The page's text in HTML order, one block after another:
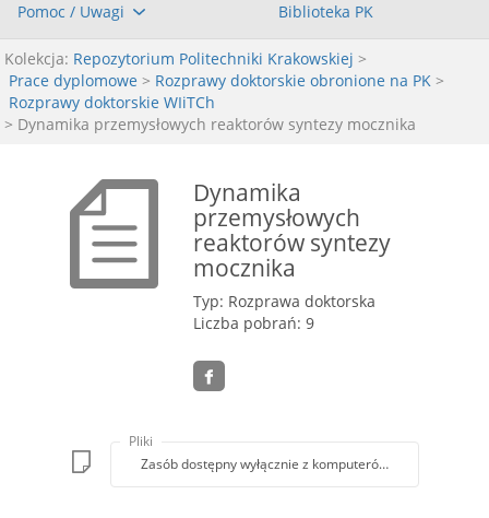
Pomoc / Uwagi Biblioteka PK
Kolekcja: Repozytorium Politechniki Krakowskiej >
Prace dyplomowe > Rozprawy doktorskie obronione na PK >
Rozprawy doktorskie WIiTCh
> Dynamika przemysłowych reaktorów syntezy mocznika
Dynamika
przemysłowych
reaktorów syntezy
mocznika
Typ: Rozprawa doktorska
Liczba pobrań: 9
Pliki
Zasób dostępny wyłącznie z komputerów Biblioteki PK